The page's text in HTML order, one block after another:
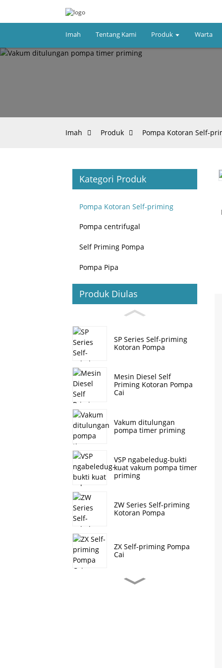
Imah Tentang Kami Produk Warta
Imah Produk Pompa Kotoran Self-
Kategori Produk
Pompa Kotoran Self-priming
Pompa centrifugal
Self Priming Pompa
Pompa Pipa
Produk Diulas
SP Series Self-priming
Kotoran Pompa
Mesin Diesel Self
Priming Kotoran Pompa
Cai
Vakum ditulungan
pompa timer priming
VSP ngabeledug-bukti
kuat vakum pompa timer
priming
ZW Series Self-priming
Kotoran Pompa
ZX Self-priming Pompa
Cai
J Series Self-Priming
Loading...
Loading...